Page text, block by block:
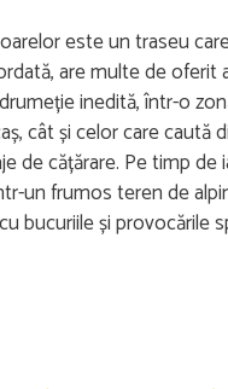
este un traseu
are multe de oferit
inedită, într-o
cât și celor care caută
de cățărare. Pe timp de
un frumos teren de
bucuriile și provocările